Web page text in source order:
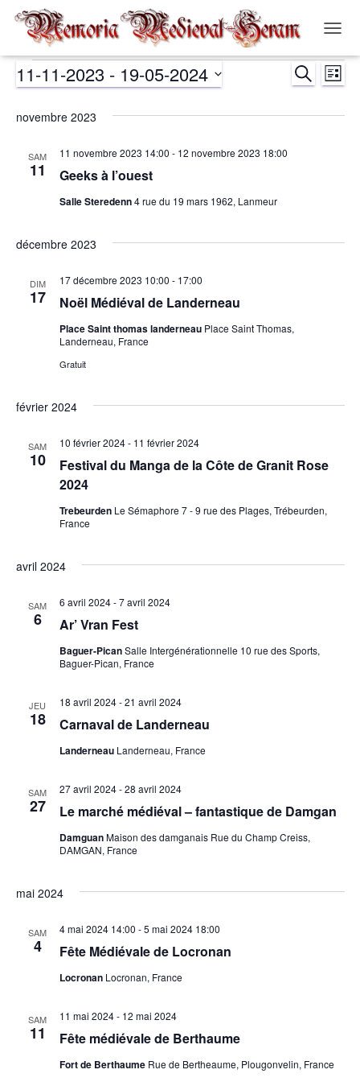
LA
Évènements
et
LISTE
11-11-2023 - 19-05-2024
une
novembre 2023
SAM
11 Geeks à l’ouest
11 novembre 2023 14:00 - 12 novembre 2023 18:00
Salle Steredenn4 rue du 19 mars 1962, Lanmeur
décembre 2023
DIM
17 Noël Médiéval de Landerneau
17 décembre 2023 10:00 - 17:00
Place Saint thomas landerneau Place Saint Thomas,
Landerneau, France
Gratuit
février 2024
SAM
10
Festival du Manga de la Côte de Granit Rose
2024
10 février 2024- 11 février 2024
Trebeurden Le Sémaphore 7 - 9 rue des Plages, Trébeurden,
France
avril 2024
SAM
6 Ar’ Vran Fest
6 avril 2024-7 avril 2024
Baguer-PicanSalle Intergénérationnelle 10 rue des Sports,
Baguer-Pican, France
JEU
18 Carnaval de Landerneau
18 avril 2024-21 avril 2024
Landerneau Landerneau, France
SAM
27 Le marché médiéval – fantastique de Damgan
27 avril 2024-28 avril 2024
DamguanMaison des damganais Rue du Champ Creiss,
DAMGAN, France
mai 2024
SAM
4 Fête Médiévale de Locronan
4 mai 2024 14:00 -5 mai 2024 18:00
Locronan Locronan, France
SAM
11 Fête médiévale de Berthaume
11 mai 2024- 12 mai 2024
Fort de Berthaume Rue de Bertheaume, Plougonvelin, France